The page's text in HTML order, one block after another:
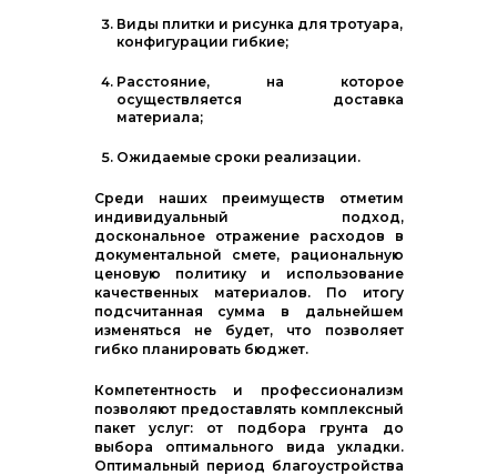
Виды плитки и рисунка для тротуара,
конфигурации гибкие;
Расстояние, на которое
осуществляется доставка
материала;
Ожидаемые сроки реализации.
Среди наших преимуществ отметим
индивидуальный подход,
доскональное отражение расходов в
документальной смете, рациональную
ценовую политику и использование
качественных материалов. По итогу
подсчитанная сумма в дальнейшем
изменяться не будет, что позволяет
гибко планировать бюджет.
Компетентность и профессионализм
позволяют предоставлять комплексный
пакет услуг: от подбора грунта до
выбора оптимального вида укладки.
Оптимальный период благоустройства